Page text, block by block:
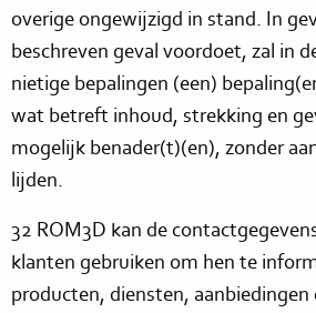
overige ongewijzigd in stand. In
beschreven geval voordoet, zal in
nietige bepalingen (een)
wat betreft inhoud, strekking en
mogelijk benader(t)(en), zonder
lijden.
32 ROM3D kan de
klanten gebruiken om hen te
producten, diensten, aanbiedingen